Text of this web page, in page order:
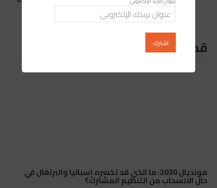
قد يعجبك ايضا
مونديال 2030: ما الذي قد تخسره إسبانيا والبرتغال في
حال الانسحاب من التنظيم المشترك؟